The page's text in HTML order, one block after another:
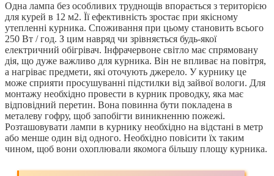
Одна лампа без особливих труднощів впорається з територією
для курей в 12 м2. Її ефективність зростає при якісному
утепленні курника. Споживання при цьому становить всього
250 Вт / год. З цим навряд чи зрівняється будь-якої
електричний обігрівач. Інфрачервоне світло має спрямовану
дія, що дуже важливо для курника. Він не впливає на повітря,
а нагріває предмети, які оточують джерело. У курнику це
може сприяти просушуванні підстилки від зайвої вологи. Для
монтажу необхідно провести в курник проводку, яка має
відповідний перетин. Вона повинна бути покладена в
металеву гофру, щоб запобігти виникненню пожежі.
Розташовувати лампи в курнику необхідно на відстані в метр
або менше один від одного. Необхідно повісити їх таким
чином, щоб вони охоплювали якомога більшу площу курника.